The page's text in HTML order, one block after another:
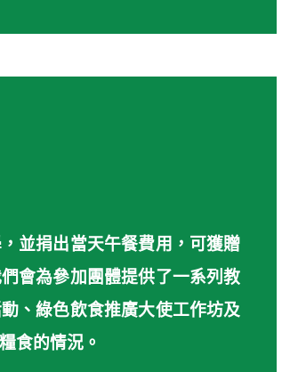
並捐出當天午餐費用，可獲贈
會為參加團體提供了一系列教
、綠色飲食推廣大使工作坊及
食的情況。